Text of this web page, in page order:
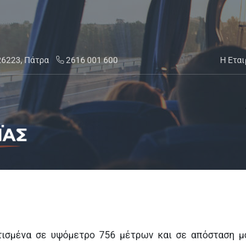
Πάτρα 2616 001 600 Η
σε υψόμετρο 756 μέτρων και σε απόσταση